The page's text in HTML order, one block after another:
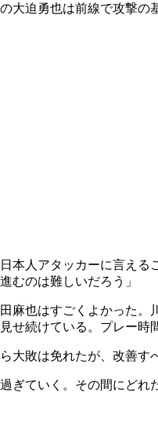
大迫勇也は前線で攻撃
本人アタッカーに言え
むのは難しいだろう」
麻也はすごくよかった
せ続けている。プレー
大敗は免れたが、改善す
ぎていく。その間にど